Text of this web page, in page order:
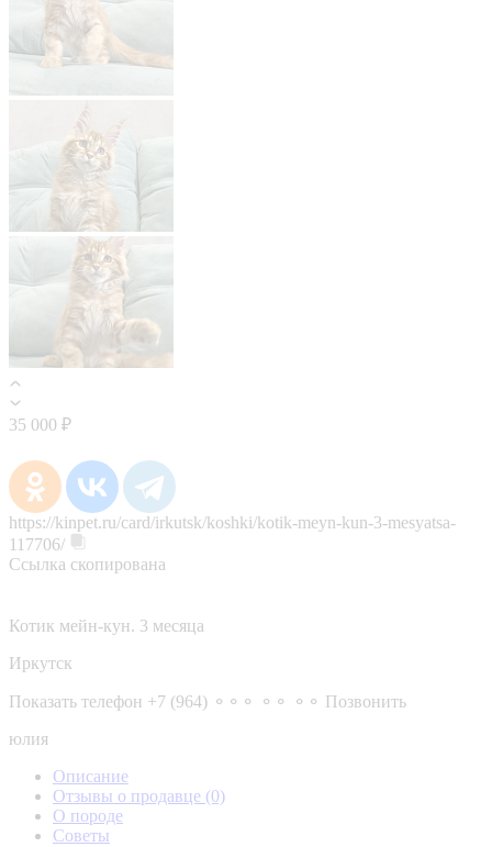
35 000 ₽
https://kinpet.ru/card/irkutsk/koshki/kotik-meyn-kun-3-mesyatsa-
117706/
Ссылка скопирована
Котик мейн-кун. 3 месяца
Иркутск
Показать телефон +7 (964) ⚬⚬⚬ ⚬⚬ ⚬⚬ Позвонить
юлия
Описание
Отзывы о продавце (0)
О породе
Советы